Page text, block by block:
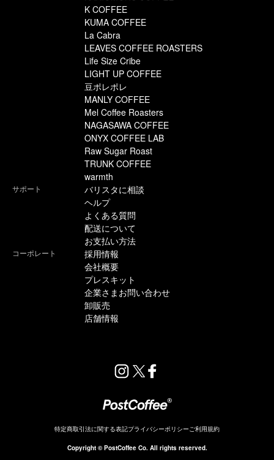
K COFFEE
KUMA COFFEE
La Cabra
LEAVES COFFEE ROASTERS
Life Size Cribe
LIGHT UP COFFEE
豆ポレポレ
MANLY COFFEE
Mel Coffee Roasters
NAGASAWA COFFEE
ONYX COFFEE LAB
Raw Sugar Roast
TRUNK COFFEE
warmth
サポート
バリスタに相談
ヘルプ
よくある質問
配送について
お支払い方法
コーポレート
採用情報
会社概要
プレスキット
企業さまお問い合わせ
卸販売
店舗情報
特定商取引法に関する表記プライバシーポリシーご利用規約
Copyright © PostCoffee Co. All rights reserved.
販売終了